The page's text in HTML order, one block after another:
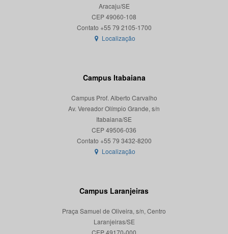
Aracaju/SE
CEP 49060-108
Localização
Campus Itabaiana
Campus Prof. Alberto Carvalho
Av. Vereador Olímpio Grande, s/n
Itabaiana/SE
CEP 49506-036
Localização
Campus Laranjeiras
Praça Samuel de Oliveira, s/n, Centro
Laranjeiras/SE
CEP 49170-000